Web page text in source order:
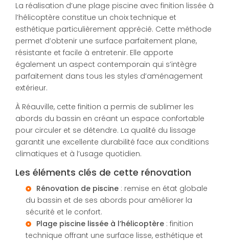
La réalisation d’une plage piscine avec finition lissée à
l’hélicoptère constitue un choix technique et
esthétique particulièrement apprécié. Cette méthode
permet d’obtenir une surface parfaitement plane,
résistante et facile à entretenir. Elle apporte
également un aspect contemporain qui s’intègre
parfaitement dans tous les styles d’aménagement
extérieur.
À Réauville, cette finition a permis de sublimer les
abords du bassin en créant un espace confortable
pour circuler et se détendre. La qualité du lissage
garantit une excellente durabilité face aux conditions
climatiques et à l’usage quotidien.
Les éléments clés de cette rénovation
Rénovation de piscine : remise en état globale
du bassin et de ses abords pour améliorer la
sécurité et le confort.
Plage piscine lissée à l’hélicoptère : finition
technique offrant une surface lisse, esthétique et